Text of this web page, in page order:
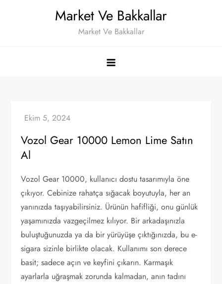
Market Ve Bakkallar
Market Ve Bakkallar
Vozol Gear 10000 Lemon Lime Satın
Al
Vozol Gear 10000, kullanıcı dostu tasarımıyla öne
çıkıyor. Cebinize rahatça sığacak boyutuyla, her an
yanınızda taşıyabilirsiniz. Ürünün hafifliği, onu günlük
yaşamınızda vazgeçilmez kılıyor. Bir arkadaşınızla
buluştuğunuzda ya da bir yürüyüşe çıktığınızda, bu e-
sigara sizinle birlikte olacak. Kullanımı son derece
basit; sadece açın ve keyfini çıkarın. Karmaşık
ayarlarla uğraşmak zorunda kalmadan, anın tadını